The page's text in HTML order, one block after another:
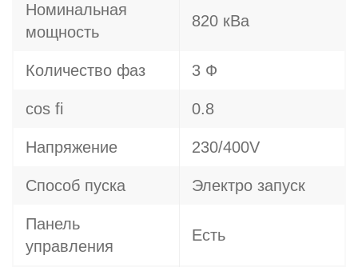
Номинальная
мощность
820 кВа
Количество фаз 3 Ф
cos fi 0.8
Напряжение 230/400V
Способ пуска Электро запуск
Панель
управления
Есть